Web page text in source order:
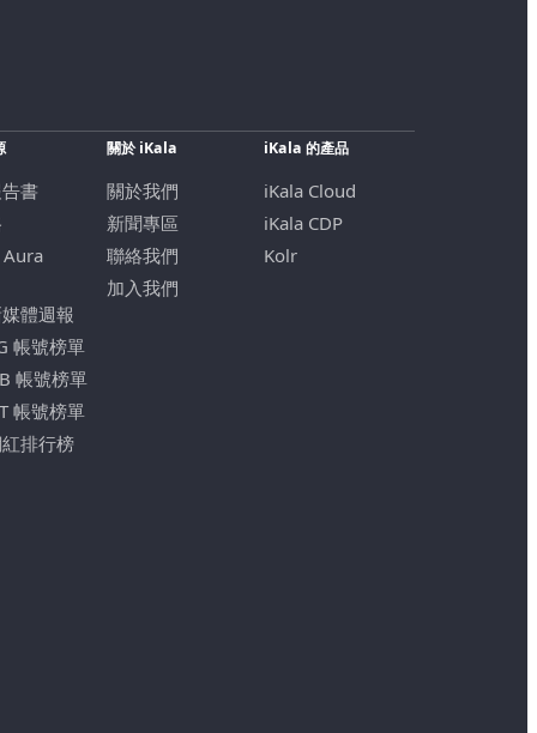
書
體週報
帳號榜單
帳號榜單
帳號榜單
排行榜
關於 iKala
關於我們
新聞專區
聯絡我們
加入我們
iKala 的產品
iKala Cloud
iKala CDP
Kolr